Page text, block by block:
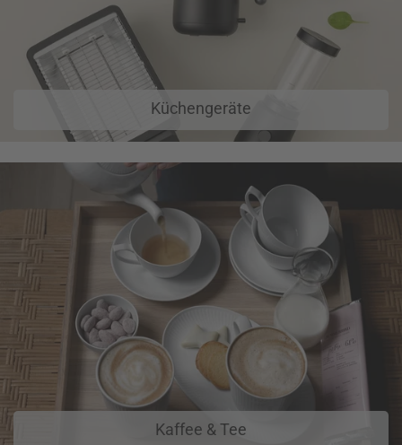
Küchengeräte
Kaffee & Tee